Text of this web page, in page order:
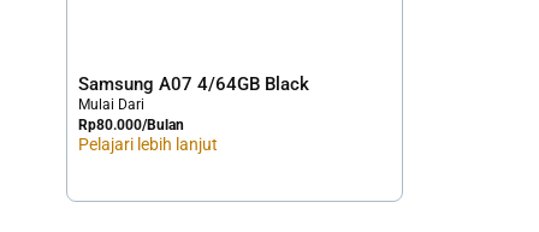
Samsung A07 4/64GB Black
Mulai Dari
Rp80.000/Bulan
Pelajari lebih lanjut